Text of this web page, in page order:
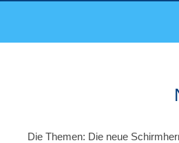
Die Themen: Die neue